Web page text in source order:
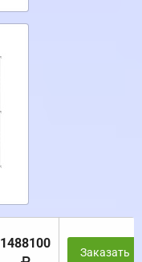
1488100
Заказать